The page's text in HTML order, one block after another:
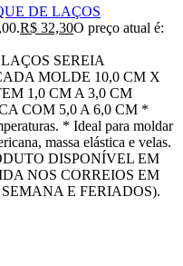
DE LAÇOS
R$ 32,30O preço atual é:
SEREIA
MOLDE 10,0 CM X
1,0 CM A 3,0 CM
COM 5,0 A 6,0 CM *
* Ideal para moldar
massa elástica e velas.
DISPONÍVEL EM
NOS CORREIOS EM
E FERIADOS).